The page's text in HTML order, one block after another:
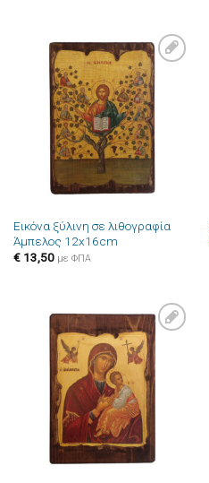
Πρόσθήκη
στην λίστα
επιθυμιών
Εικόνα ξύλινη σε λιθογραφία
Άμπελος 12x16cm
€13,50 με ΦΠΑ
Πρόσθήκη
στην λίστα
επιθυμιών